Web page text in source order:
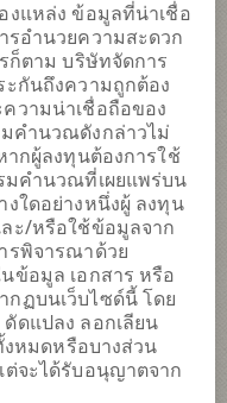
All Share เพื่อ
6
8.3634
ณ วันที่ 4 ส.ค. 2569
ลี้ยงชีพ
งแหล่ง ข้อมูลที่น่าเชื่อ
รอำนวยความสะดวก
ก็ตาม บริษัทจัดการ
กันถึงความถูกต้อง
วามน่าเชื่อถือของ
คำนวณดังกล่าวไม่
กผู้ลงทุนต้องการใช้
มคำนวณที่เผยแพร่บน
งใดอย่างหนึ่งผู้ ลงทุน
ะ/หรือใช้ข้อมูลจาก
รพิจารณาด้วย
ข้อมูล เอกสาร หรือ
ฏบนเว็บไซด์นี้ โดย
ดแปลง ลอกเลียน
งหมดหรือบางส่วน
ต่จะได้รับอนุญาตจาก